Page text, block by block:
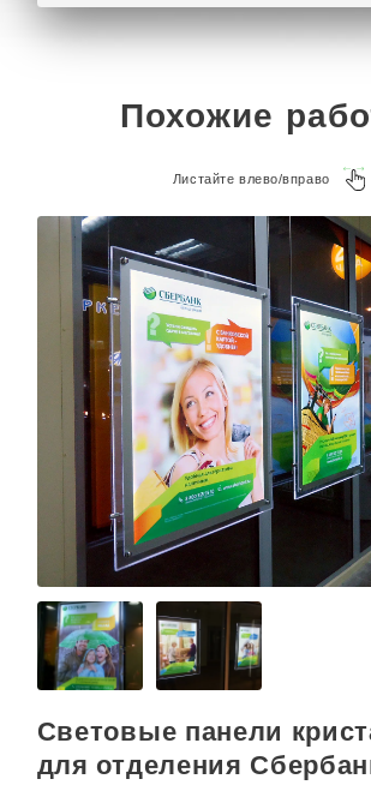
Похожие
Листайте влево/вправо
Световые панели
для отделения